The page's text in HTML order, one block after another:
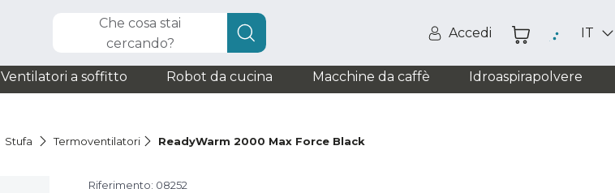
Che cosa stai
cercando?
Accedi IT
Ventilatori a soffitto Robot da cucina Macchine da caffè Idroaspirapolvere
Stufa Termoventilatori ReadyWarm 2000 Max Force Black
Riferimento: 08252